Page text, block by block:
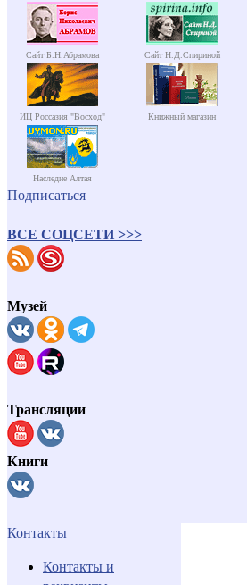
Сайт Б.Н.Абрамова Сайт Н.Д.Спириной
ИЦ Россазия "Восход" Книжный магазин
Наследие Алтая
Подписаться
ВСЕ СОЦСЕТИ >>>
Музей
Трансляции
Книги
Контакты
Контакты и